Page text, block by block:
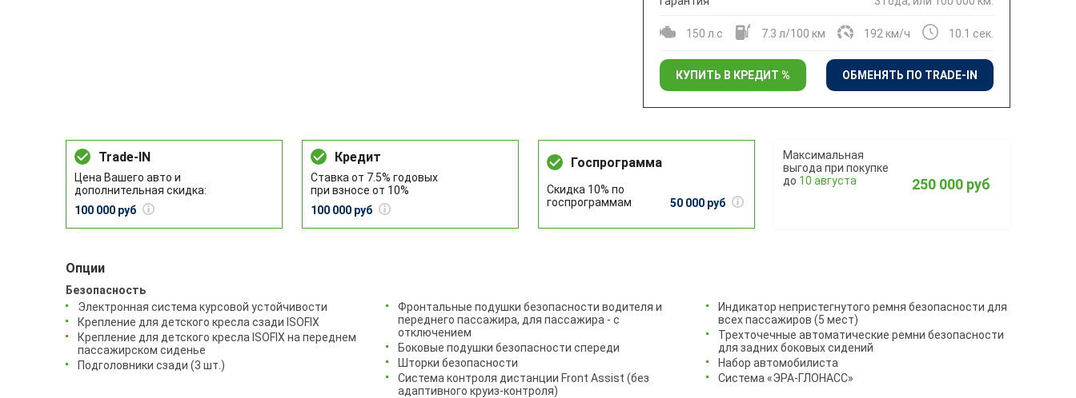
150 л.с 7.3 л/100 км 192 км/ч 10.1 сек.
КУПИТЬ В КРЕДИТ % ОБМЕНЯТЬ ПО TRADE-IN
Trade-IN
Цена Вашего авто и
дополнительная скидка:
100 000 руб
Кредит
Ставка от 7.5% годовых
при взносе от 10%
100 000 руб
Госпрограмма
Скидка 10% по
госпрограммам
50 000 руб
10 августа 250 000 руб
Опции
Безопасность
Электронная система курсовой устойчивости
Крепление для детского кресла сзади ISOFIX
Крепление для детского кресла ISOFIX на переднем
пассажирском сиденье
Подголовники сзади (3 шт.)
Фронтальные подушки безопасности водителя и
переднего пассажира, для пассажира - с
отключением
Боковые подушки безопасности спереди
Шторки безопасности
Система контроля дистанции Front Assist (без
адаптивного круиз-контроля)
Индикатор непристегнутого ремня безопасности для
всех пассажиров (5 мест)
Трехточечные автоматические ремни безопасности
для задних боковых сидений
Набор автомобилиста
Система «ЭРА-ГЛОНАСС»